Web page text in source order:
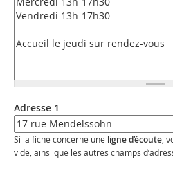
Adresse 1
Si la fiche concerne une ligne d’écoute ,
vide, ainsi que les autres champs